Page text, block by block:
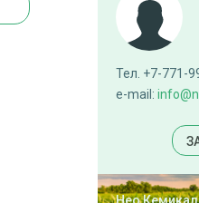
Тел. +7-771-
e-mail: